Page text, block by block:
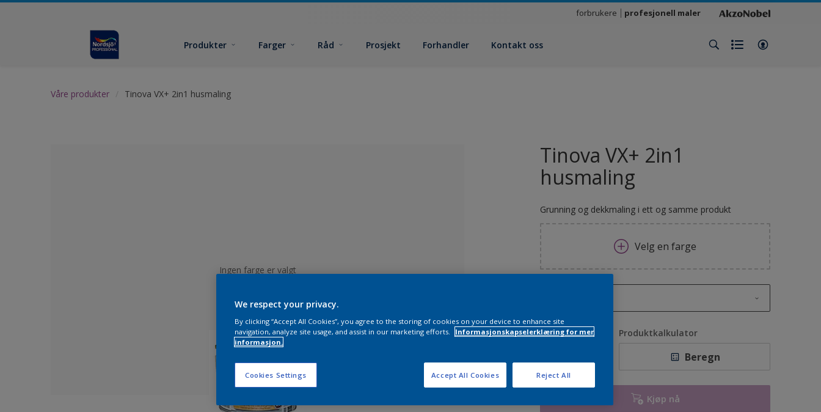
forbrukere profesjonell maler
Produkter Farger Råd Prosjekt Forhandler Kontakt oss
Våre produkter Tinova VX+ 2in1 husmaling
Ingen farge er valgt
Tinova VX+ 2in1
husmaling
Grunning og dekkmaling i ett og samme produkt
Velg en farge
1L
5L
10L
Antall Produktkalkulator
Beregn
Kjøp nå
We respect your privacy.
By clicking “Accept All Cookies”, you agree to the storing of cookies on your device to enhance site
navigation, analyze site usage, and assist in our marketing efforts.
Informasjonskapselerklæring for mer
informasjon.
Cookies Settings Reject All
Accept All Cookies